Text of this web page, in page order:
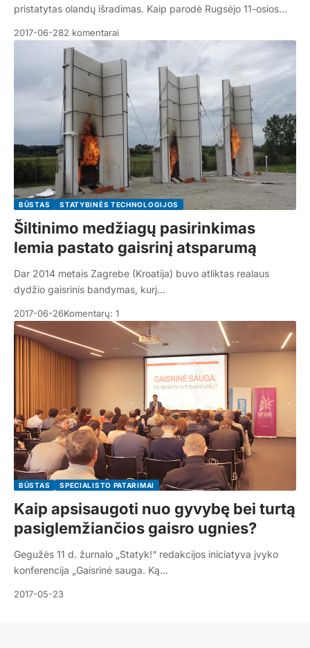
pristatytas olandų išradimas. Kaip parodė Rugsėjo 11-osios…
2017-06-282 komentarai
BŪSTAS STATYBINĖS TECHNOLOGIJOS
Šiltinimo medžiagų pasirinkimas
lemia pastato gaisrinį atsparumą
Dar 2014 metais Zagrebe (Kroatija) buvo atliktas realaus
dydžio gaisrinis bandymas, kurį…
2017-06-26Komentarų: 1
BŪSTAS SPECIALISTO PATARIMAI
Kaip apsisaugoti nuo gyvybę bei turtą
pasiglemžiančios gaisro ugnies?
Gegužės 11 d. žurnalo „Statyk!“ redakcijos iniciatyva įvyko
konferencija „Gaisrinė sauga. Ką…
2017-05-23